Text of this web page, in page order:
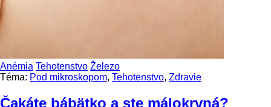
Anémia Tehotenstvo Železo
Téma: Pod mikroskopom, Tehotenstvo, Zdravie
Čakáte bábätko a ste málokrvná?